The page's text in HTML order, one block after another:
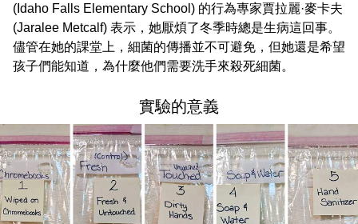
(Idaho Falls Elementary School) 的行為專家賈拉麗·麥卡夫
(Jaralee Metcalf) 表示，她厭煩了冬季時總是生病這回事。
儘管在她的課堂上，細菌的傳播並不可避免，但她還是希望
孩子們能知道，為什麼他們需要洗手來殺死細菌。
實驗的意義